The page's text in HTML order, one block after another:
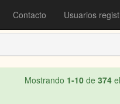
Contacto Usuarios
Mostrando 1-10 de 374